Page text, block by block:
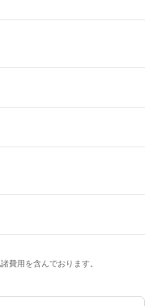
費用を含んでおります。